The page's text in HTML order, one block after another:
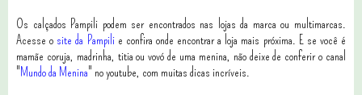
Os calçados Pampili podem ser encontrados nas lojas da marca ou multimarcas.
Acesse o site da Pampilie confira onde encontrar a loja mais próxima. E se você é
mamãe coruja, madrinha, titia ou vovó de uma menina, não deixe de conferir o canal
"Mundo da Menina" no youtube, com muitas dicas incríveis.